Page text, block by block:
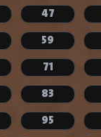
47
59
71
83
95